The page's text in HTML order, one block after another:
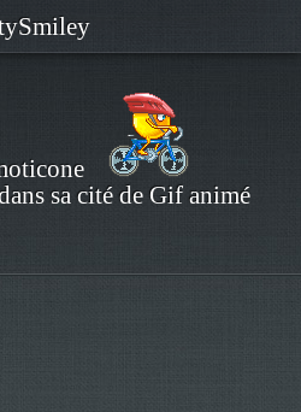
sa cité de Gif animé